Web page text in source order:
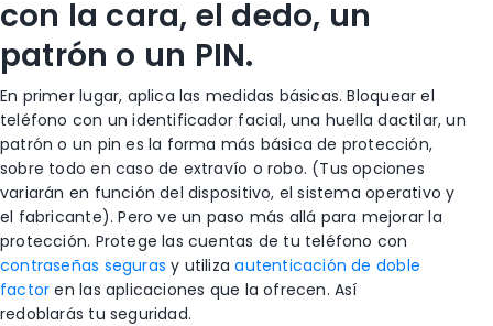
con la cara, el dedo, un
patrón o un PIN.
En primer lugar, aplica las medidas básicas. Bloquear el
teléfono con un identificador facial, una huella dactilar, un
patrón o un pin es la forma más básica de protección,
sobre todo en caso de extravío o robo. (Tus opciones
variarán en función del dispositivo, el sistema operativo y
el fabricante). Pero ve un paso más allá para mejorar la
protección. Protege las cuentas de tu teléfono con
contraseñas seguras y utilizaautenticación de doble
factor en las aplicaciones que la ofrecen. Así
redoblarás tu seguridad.